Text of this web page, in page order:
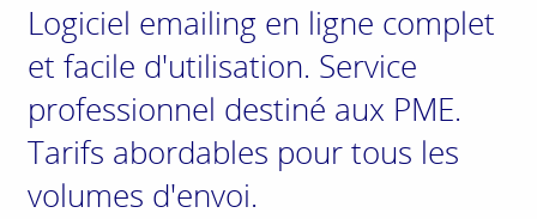
Logiciel emailing en ligne complet
et facile d'utilisation. Service
professionnel destiné aux PME.
Tarifs abordables pour tous les
volumes d'envoi.